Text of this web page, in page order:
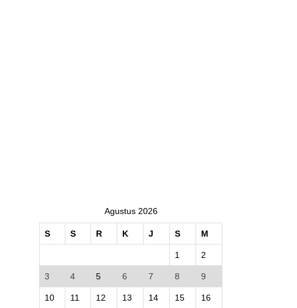
Agustus 2026
S S R K J S M
1 2
3 4 5 6 7 8 9
10 11 12 13 14 15 16